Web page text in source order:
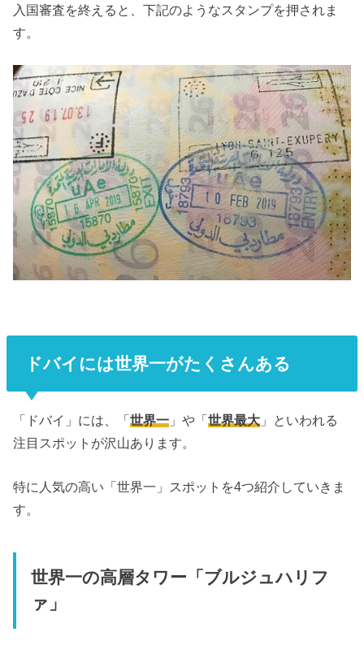
入国審査を終えると、下記のようなスタンプを押されま
す。
ドバイには世界一がたくさんある
「ドバイ」には、「世界一 」や「世界最大 」といわれる
注目スポットが沢山あります。
特に人気の高い「世界一」スポットを4つ紹介していきま
す。
世界一の高層タワー「ブルジュハリフ
ァ」